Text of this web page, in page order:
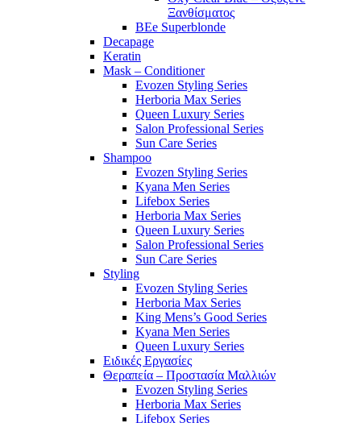
Ξανθίσματος
BEe Superblonde
Decapage
Keratin
Mask – Conditioner
Evozen Styling Series
Herboria Max Series
Queen Luxury Series
Salon Professional Series
Sun Care Series
Shampoo
Evozen Styling Series
Kyana Men Series
Lifebox Series
Herboria Max Series
Queen Luxury Series
Salon Professional Series
Sun Care Series
Styling
Evozen Styling Series
Herboria Max Series
King Mens’s Good Series
Kyana Men Series
Queen Luxury Series
Ειδικές Εργασίες
Θεραπεία – Προστασία Μαλλιών
Evozen Styling Series
Herboria Max Series
Lifebox Series